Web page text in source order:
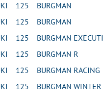
125 BURGMAN
125 BURGMAN
125 BURGMAN
125 BURGMAN R
125 BURGMAN RACING
125 BURGMAN WINTER